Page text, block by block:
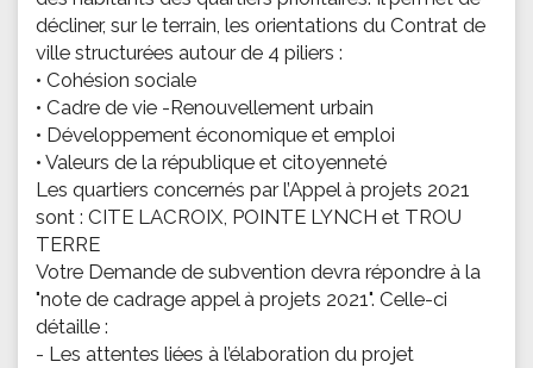
décliner, sur le terrain, les orientations du Contrat de
ville structurées autour de 4 piliers :
• Cohésion sociale
• Cadre de vie -Renouvellement urbain
• Développement économique et emploi
• Valeurs de la république et citoyenneté
Les quartiers concernés par l’Appel à projets 2021
sont : CITE LACROIX, POINTE LYNCH et TROU
TERRE
Votre Demande de subvention devra répondre à la
"note de cadrage appel à projets 2021". Celle-ci
détaille :
- Les attentes liées à l’élaboration du projet